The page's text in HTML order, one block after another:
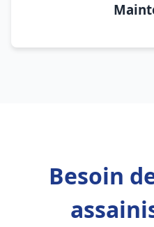
Besoin